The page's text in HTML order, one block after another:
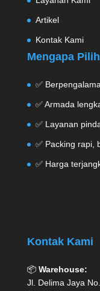
Artikel
Kontak Kami
Mengapa
✅
✅ Armada
✅ Layanan
✅ Packing rapi,
✅ Harga
Kontak Kami
📦 Warehouse:
Jl. Delima Jaya